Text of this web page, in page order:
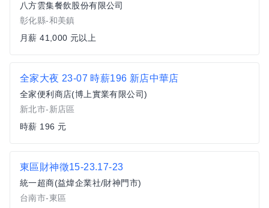
八方雲集餐飲股份有限公司
彰化縣-和美鎮
月薪 41,000 元以上
全家大夜 23-07 時薪196 新店中華店
全家便利商店(博上實業有限公司)
新北市-新店區
時薪 196 元
東區財神徵15-23.17-23
統一超商(益煒企業社/財神門市)
台南市-東區